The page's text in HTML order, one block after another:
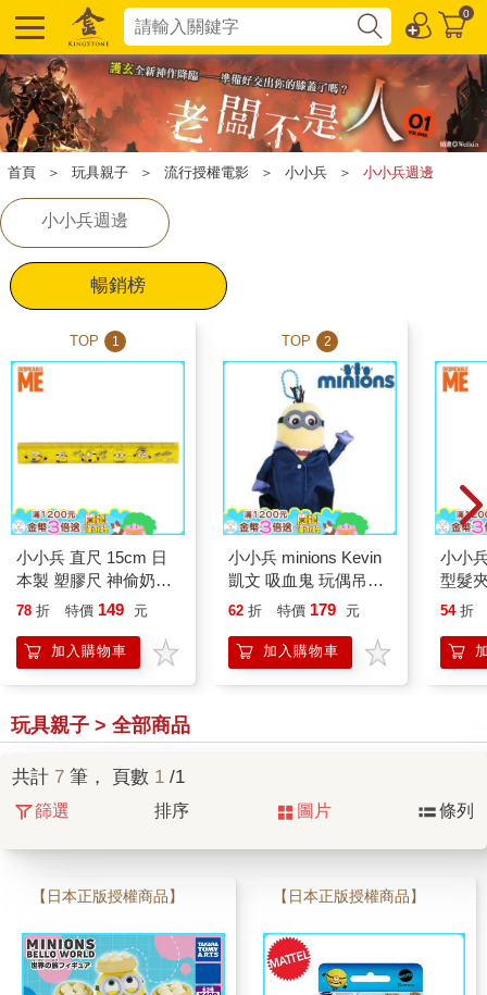
0
首頁 ＞ 玩具親子 ＞ 流行授權電影 ＞ 小小兵 ＞ 小小兵週邊
小小兵週邊
暢銷榜
TOP 1
小小兵 直尺 15cm 日
本製 塑膠尺 神偷奶爸
minions
78 折 特價 149 元
加入購物車
TOP 2
小小兵 minions Kevin
凱文 吸血鬼 玩偶吊飾
珠鍊鑰匙圈 暗黑時代
62 折 特價 179 元
加入購物車
小小
型髮
瀏海
54 折
玩具親子 > 全部商品
共計 7 筆， 頁數 1 /1
篩選 排序 圖片 條列
【日本正版授權商品】 【日本正版授權商品】